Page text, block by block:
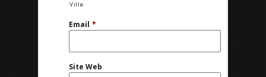
Ville
Email *
Site Web